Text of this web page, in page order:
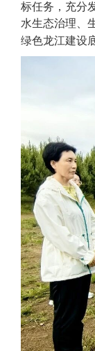
标任务，充分
水生态治理、
绿色龙江建设